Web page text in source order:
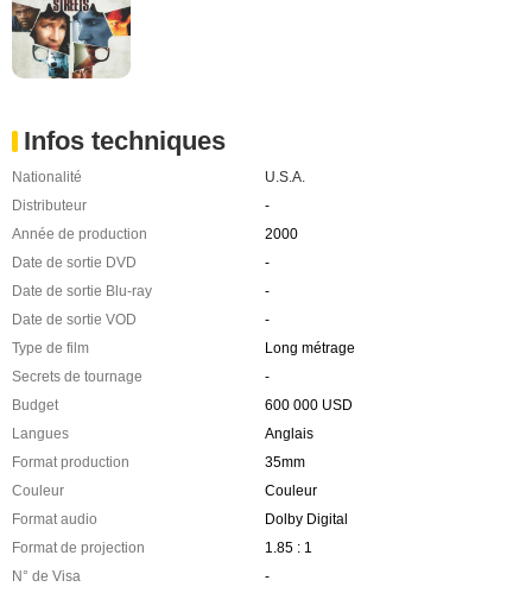
Infos techniques
Nationalité
U.S.A.
Distributeur
-
Année de production
2000
Date de sortie DVD
-
Date de sortie Blu-ray
-
Date de sortie VOD
-
Type de film
Long métrage
Secrets de tournage
-
Budget
600 000 USD
Langues
Anglais
Format production
35mm
Couleur
Couleur
Format audio
Dolby Digital
Format de projection
1.85 : 1
N° de Visa
-